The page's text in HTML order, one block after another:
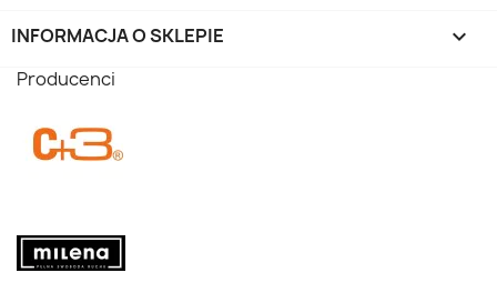
INFORMACJA O SKLEPIE keyboard_arrow_down
Producenci